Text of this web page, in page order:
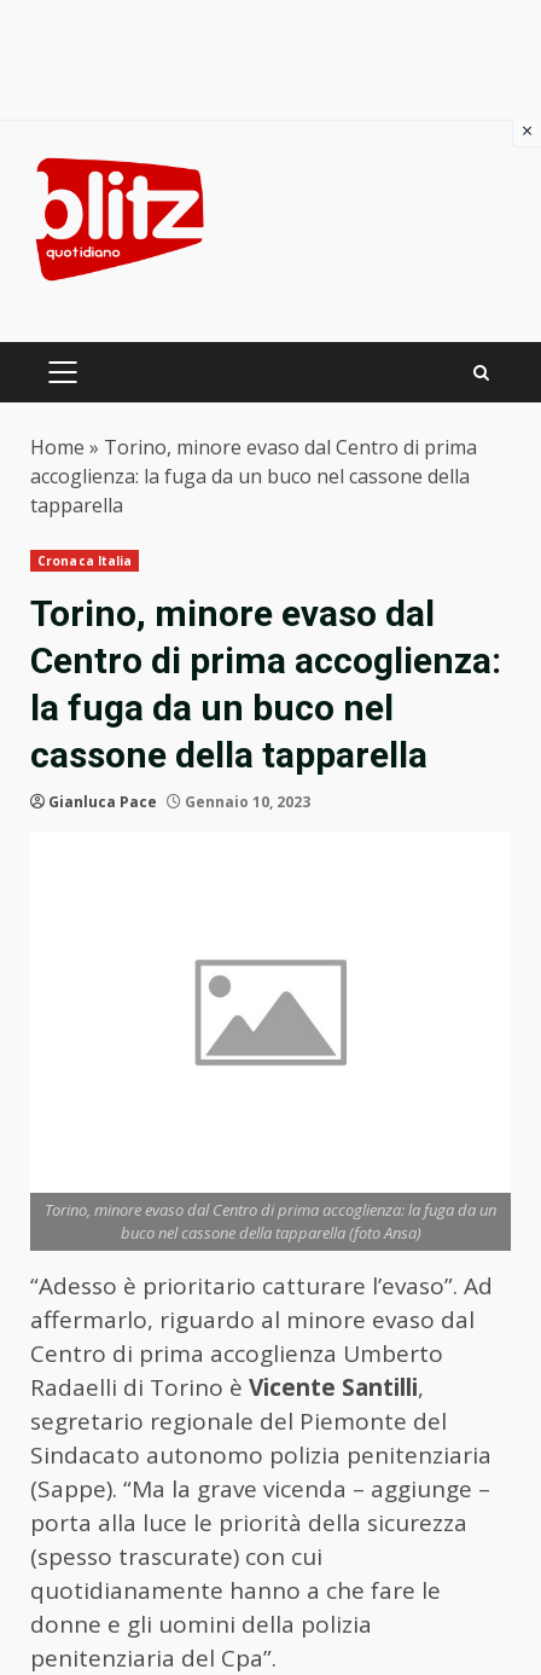
content
PRIMARY
Home » Torino, minore evaso dal Centro di prima
accoglienza: la fuga da un buco nel cassone della
tapparella
Cronaca Italia
Torino, minore evaso dal
Centro di prima accoglienza:
la fuga da un buco nel
cassone della tapparella
Gianluca Pace Gennaio 10, 2023
Torino, minore evaso dal Centro di prima accoglienza: la fuga da un
buco nel cassone della tapparella (foto Ansa)
“Adesso è prioritario catturare l’evaso”. Ad
affermarlo, riguardo al minore evaso dal
Centro di prima accoglienza Umberto
Radaelli di Torino è Vicente Santilli,
segretario regionale del Piemonte del
Sindacato autonomo polizia penitenziaria
(Sappe). “Ma la grave vicenda – aggiunge –
porta alla luce le priorità della sicurezza
(spesso trascurate) con cui
quotidianamente hanno a che fare le
donne e gli uomini della polizia
penitenziaria del Cpa”.
×